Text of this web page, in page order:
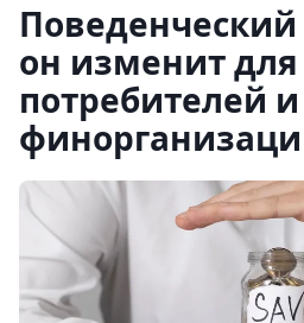
Поведенческий
он изменит для
потребителей и